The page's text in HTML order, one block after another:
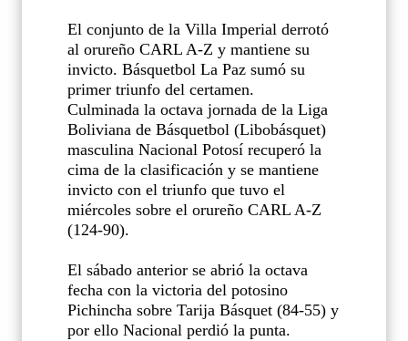
El conjunto de la Villa Imperial derrotó
al orureño CARL A-Z y mantiene su
invicto. Básquetbol La Paz sumó su
primer triunfo del certamen.
Culminada la octava jornada de la Liga
Boliviana de Básquetbol (Libobásquet)
masculina Nacional Potosí recuperó la
cima de la clasificación y se mantiene
invicto con el triunfo que tuvo el
miércoles sobre el orureño CARL A-Z
(124-90).
El sábado anterior se abrió la octava
fecha con la victoria del potosino
Pichincha sobre Tarija Básquet (84-55) y
por ello Nacional perdió la punta.